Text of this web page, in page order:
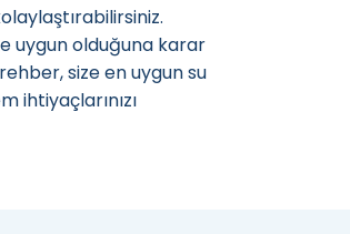
uygun olduğuna karar
size en uygun su
ihtiyaçlarınızı